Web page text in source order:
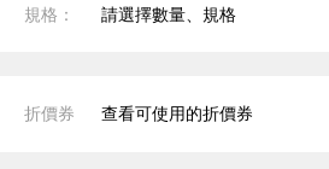
規格： 請選擇數量、規格
折價券 查看可使用的折價券